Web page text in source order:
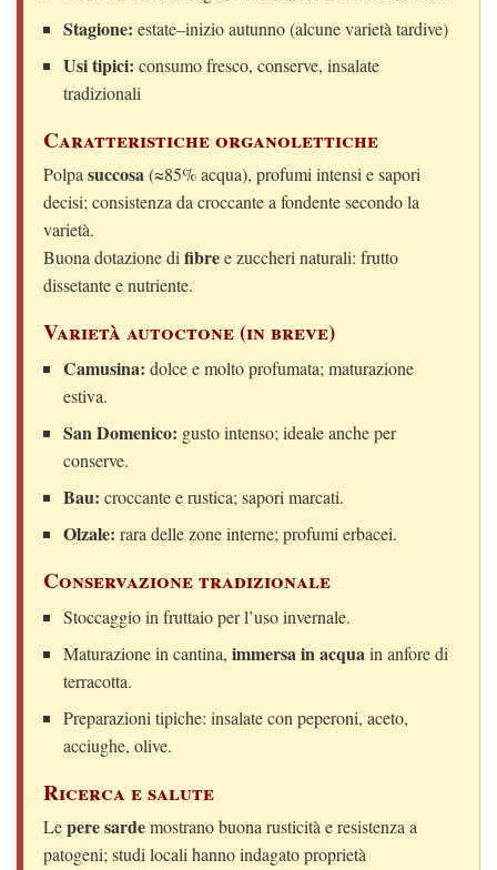
Stagione: estate–inizio autunno (alcune varietà tardive)
Usi tipici: consumo fresco, conserve, insalate
tradizionali
Caratteristiche organolettiche
Polpasuccosa(≈85% acqua), profumi intensi e sapori
decisi; consistenza da croccante a fondente secondo la
varietà.
Buona dotazione difibree zuccheri naturali: frutto
dissetante e nutriente.
Varietà autoctone (in breve)
Camusina: dolce e molto profumata; maturazione
estiva.
San Domenico: gusto intenso; ideale anche per
conserve.
Bau: croccante e rustica; sapori marcati.
Olzale: rara delle zone interne; profumi erbacei.
Conservazione tradizionale
Stoccaggio in fruttaio per l’uso invernale.
Maturazione in cantina, immersa in acquain anfore di
terracotta.
Preparazioni tipiche: insalate con peperoni, aceto,
acciughe, olive.
Ricerca e salute
Lepere sardemostrano buona rusticità e resistenza a
patogeni; studi locali hanno indagato proprietà